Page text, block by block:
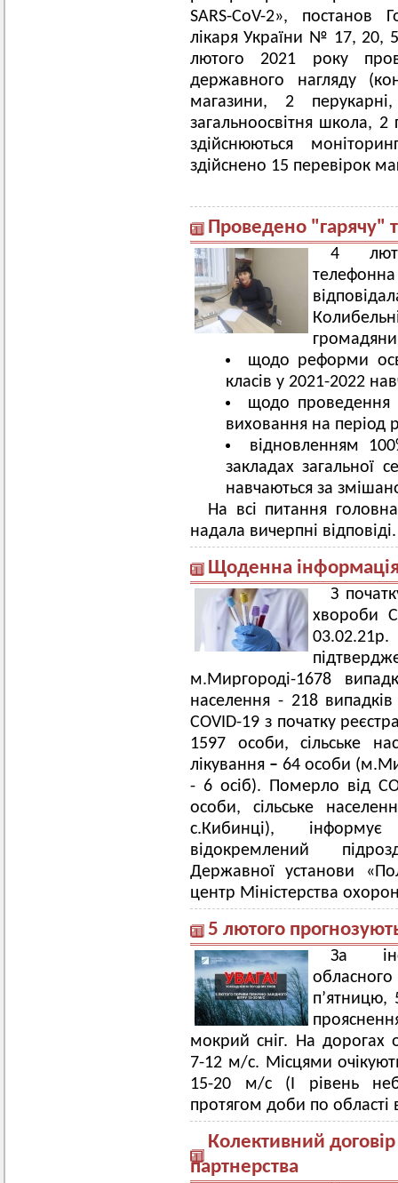
SARS-CoV-2», постанов
лікаря України № 17, 20,
лютого 2021 року
державного нагляду
магазини, 2
загальноосвітня школа, 2
здійснюються
здійснено 15 перевірок
Проведено "гарячу"
4
щодо реформи
класів у 2021-2022
щодо проведення
виховання на період
відновленням
закладах загальної
навчаються за
На всі питання
надала вичерпні відповіді.
Щоденна інформація
З
хвороби
м.Миргороді-1678
населення - 218
COVID-19 з початку
1597 особи, сільське
лікування – 64 особи
- 6 осіб). Померло від
особи, сільське
с.Кибинці),
відокремлений
Державної установи
центр Міністерства
5 лютого
За
п’ятницю,
мокрий сніг. На дорогах
7-12 м/с. Місцями
15-20 м/с (І рівень
протягом доби по області
Колективний
партнерства